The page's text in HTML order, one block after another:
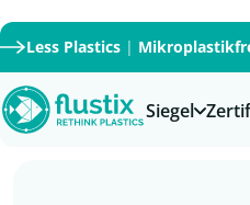
Less Plastics|
Siegel